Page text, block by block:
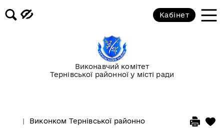
Виконавчий комітет
Тернівської районної у місті ради
Кабінет
Виконком Тернівської районної у місті ради
Завідувач організаційного відділу
Основні завдання та функції
організаційного відділу